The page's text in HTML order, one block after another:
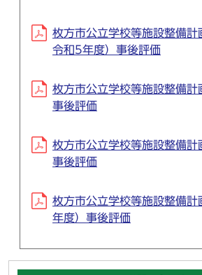
枚方市公立学校等施設整備計
令和5年度）事後評価
枚方市公立学校等施設整備計
事後評価
枚方市公立学校等施設整備計
事後評価
枚方市公立学校等施設整備計
年度）事後評価